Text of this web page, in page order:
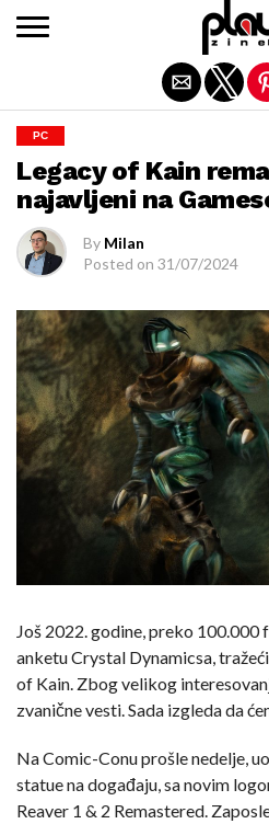
PC
Legacy of Kain
najavljeni na
By Milan
Posted on 31/07/2024
Još 2022. godine, preko 100.000
anketu Crystal Dynamicsa,
of Kain. Zbog velikog
zvanične vesti. Sada izgleda da
Na Comic-Conu prošle nedelje,
statue na događaju, sa novim
Reaver 1 & 2 Remastered.
Exit mobile